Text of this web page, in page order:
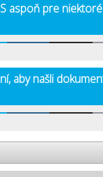
aspoň pre
aby našli